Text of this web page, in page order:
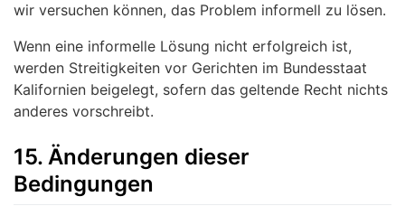
wir versuchen können, das Problem informell zu lösen.
Wenn eine informelle Lösung nicht erfolgreich ist,
werden Streitigkeiten vor Gerichten im Bundesstaat
Kalifornien beigelegt, sofern das geltende Recht nichts
anderes vorschreibt.
15. Änderungen dieser
Bedingungen